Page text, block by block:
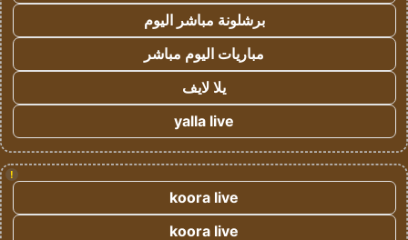
برشلونة مباشر اليوم
مباريات اليوم مباشر
يلا لايف
yalla live
!
koora live
koora live